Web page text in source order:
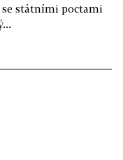
se státními poctami